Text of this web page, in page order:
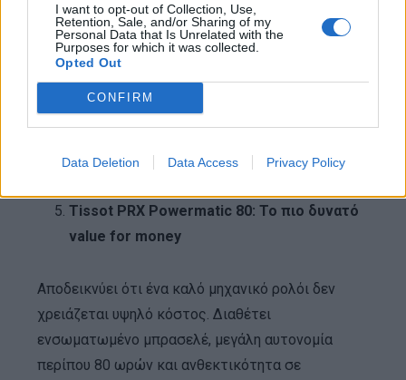
I want to opt-out of Collection, Use,
Retention, Sale, and/or Sharing of my
Personal Data that Is Unrelated with the
Purposes for which it was collected.
Opted Out
CONFIRM
Data Deletion Data Access Privacy Policy
Η δομή του είναι τετράγωνη, κάτι που αλλάζει
σημαντικά την αίσθηση στον καρπό σε σχέση με
τα κλασικά στρογγυλά ρολόγια.
Αξίζει να γνωρίζεις: το Santos είναι πρωτίστως
αντικείμενο σχεδίασης και λιγότερο “εργαλείο”.
Tissot PRX Powermatic 80: Το πιο δυνατό
value for money
Αποδεικνύει ότι ένα καλό μηχανικό ρολόι δεν
χρειάζεται υψηλό κόστος. Διαθέτει
ενσωματωμένο μπρασελέ, μεγάλη αυτονομία
περίπου 80 ωρών και ανθεκτικότητα σε